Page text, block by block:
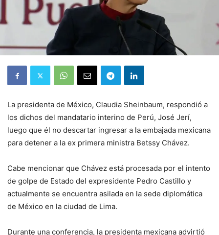
La presidenta de México, Claudia Sheinbaum, respondió a
los dichos del mandatario interino de Perú, José Jerí,
luego que él no descartar ingresar a la embajada mexicana
para detener a la ex primera ministra Betssy Chávez.
Cabe mencionar que Chávez está procesada por el intento
de golpe de Estado del expresidente Pedro Castillo y
actualmente se encuentra asilada en la sede diplomática
de México en la ciudad de Lima.
Durante una conferencia, la presidenta mexicana advirtió